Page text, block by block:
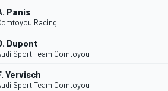
Panis
Racing
Dupont
Sport Team Comtoyou
Vervisch
Sport Team Comtoyou